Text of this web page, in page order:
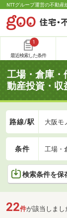
NTTグループ運営の不動産
1
最近検索した条件
工場・倉庫・
動産投資・収
路線/駅 大阪モ
条件 工場・
検索条件を保
22件が該当しまし